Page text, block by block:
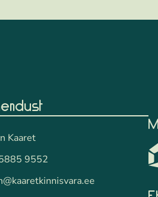
Kaaret
9552